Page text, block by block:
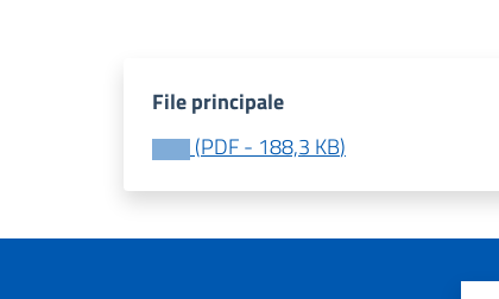
File principale
(PDF- 188,3 KB)